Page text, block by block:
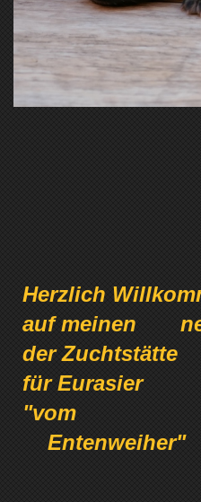
Herzlich
auf meinen
der Zuchtstätte
für Eurasier
"vom
Entenweiher"